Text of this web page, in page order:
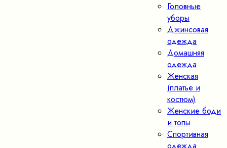
Головные
уборы
Джинсовая
одежда
Домашняя
одежда
Женская
(платье и
костюм)
Женские боди
и топы
Спортивная